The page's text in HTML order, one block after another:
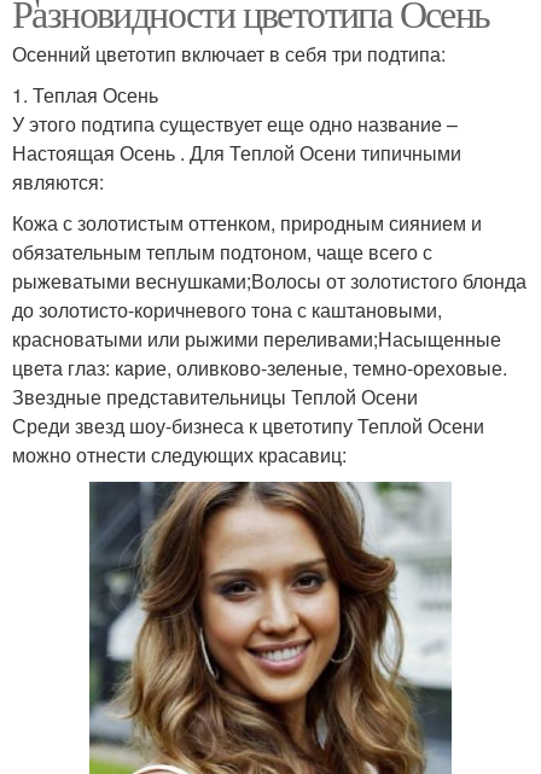
Разновидности цветотипа Осень
Осенний цветотип включает в себя три подтипа:
1. Теплая Осень
У этого подтипа существует еще одно название –
Настоящая Осень . Для Теплой Осени типичными
являются:
Кожа с золотистым оттенком, природным сиянием и
обязательным теплым подтоном, чаще всего с
рыжеватыми веснушками;Волосы от золотистого блонда
до золотисто-коричневого тона с каштановыми,
красноватыми или рыжими переливами;Насыщенные
цвета глаз: карие, оливково-зеленые, темно-ореховые.
Звездные представительницы Теплой Осени
Среди звезд шоу-бизнеса к цветотипу Теплой Осени
можно отнести следующих красавиц: